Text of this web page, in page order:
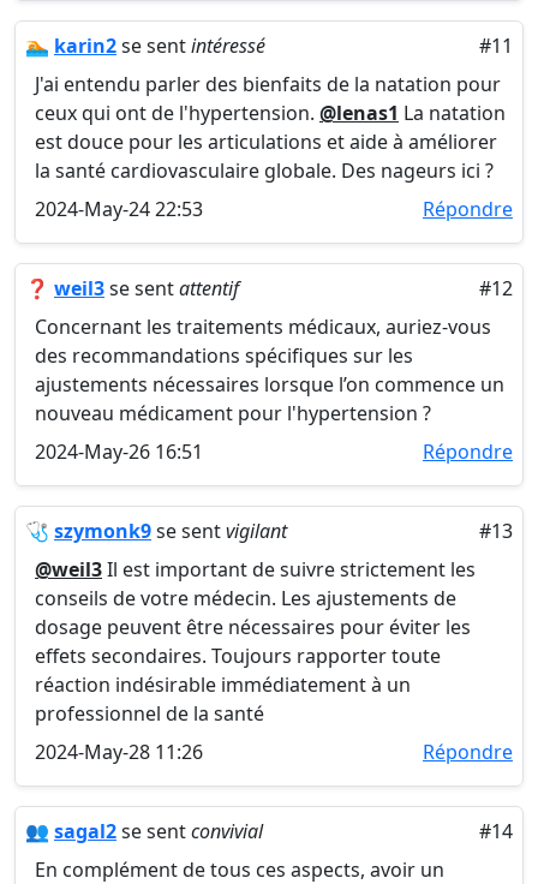
🏊 karin2se sentintéressé
#11
J'ai entendu parler des bienfaits de la natation pour
ceux qui ont de l'hypertension. @lenas1 La natation
est douce pour les articulations et aide à améliorer
la santé cardiovasculaire globale. Des nageurs ici ?
2024-May-24 22:53
Répondre
❓ weil3se sentattentif
#12
Concernant les traitements médicaux, auriez-vous
des recommandations spécifiques sur les
ajustements nécessaires lorsque l’on commence un
nouveau médicament pour l'hypertension ?
2024-May-26 16:51
Répondre
🩺 szymonk9se sentvigilant
#13
@weil3Il est important de suivre strictement les
conseils de votre médecin. Les ajustements de
dosage peuvent être nécessaires pour éviter les
effets secondaires. Toujours rapporter toute
réaction indésirable immédiatement à un
professionnel de la santé
2024-May-28 11:26
Répondre
👥 sagal2se sentconvivial
#14
En complément de tous ces aspects, avoir un